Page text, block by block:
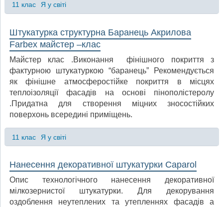
11 клас Я у світі
Штукатурка структурна Баранець Акрилова
Farbex майстер –клас
Майстер клас .Виконання фінішного покриття з
фактурною штукатуркою “баранець” Рекомендується
як фінішне атмосферостійке покриття в місцях
теплоізоляції фасадів на основі пінополістеролу
.Придатна для створення міцних зносостійких
поверхонь всередині приміщень.
11 клас Я у світі
Нанесення декоративної штукатурки Caparol
Опис технологічного нанесення декоративної
мілкозернистої штукатурки. Для декорування
оздоблення неутеплених та утепленнях фасадів а